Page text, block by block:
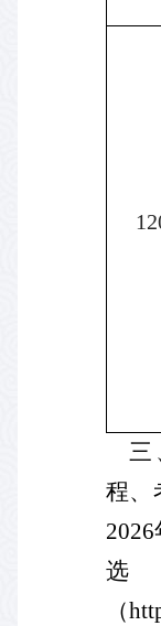
三
程、
2026
（